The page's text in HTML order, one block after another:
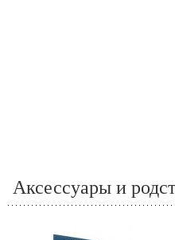
Аксессуары и